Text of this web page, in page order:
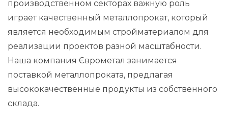
производственном секторах важную роль
играет качественный металлопрокат, который
является необходимым стройматериалом для
реализации проектов разной масштабности.
Наша компания Єврометал занимается
поставкой металлопроката, предлагая
высококачественные продукты из собственного
склада.